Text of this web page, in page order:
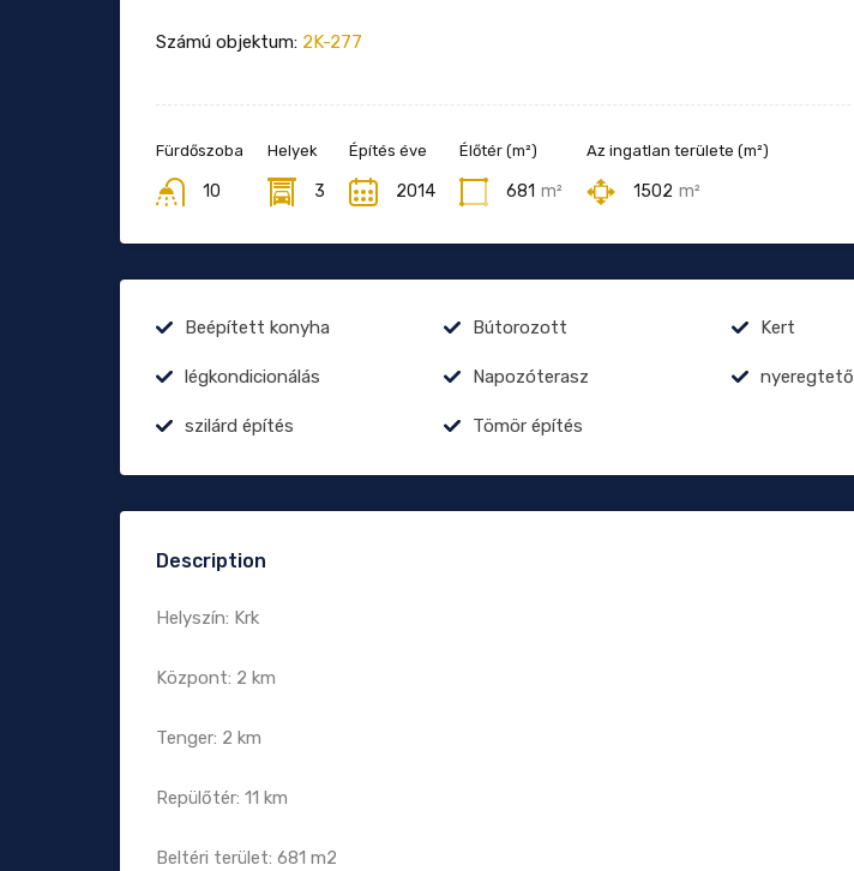
Számú objektum: 2K-277
Fürdőszoba
10
Helyek
3
Építés éve
2014
Élőtér (m²)
681 m²
Az ingatlan területe (m²)
1502 m²
Beépített konyha Bútorozott Kert
légkondicionálás Napozóterasz nyeregtető
szilárd építés Tömör építés
Description
Helyszín: Krk
Központ: 2 km
Tenger: 2 km
Repülőtér: 11 km
Beltéri terület: 681 m2